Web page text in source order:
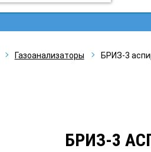
Газоанализаторы БРИЗ-3
БРИЗ-3